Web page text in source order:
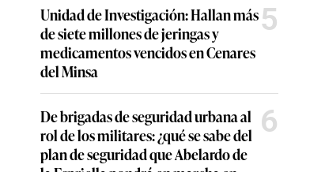
Unidad de Investigación: Hallan más
de siete millones de jeringas y
medicamentos vencidos en Cenares
del Minsa
5
De brigadas de seguridad urbana al
rol de los militares: ¿qué se sabe del
plan de seguridad que Abelardo de
6